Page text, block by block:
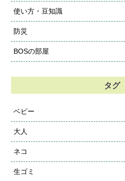
使い方・豆知識
防災
BOSの部屋
タグ
ベビー
大人
ネコ
生ゴミ